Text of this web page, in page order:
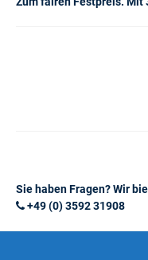
Sie haben Fragen? Wir
+49 (0) 3592 31908